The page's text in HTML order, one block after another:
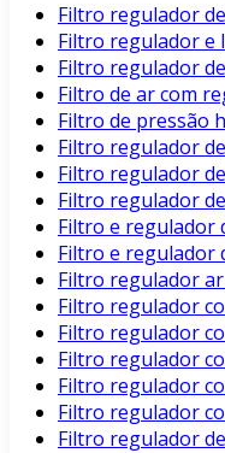
Filtro regulador
Filtro regulador e
Filtro regulador
Filtro de ar com
Filtro de pressão
Filtro regulador
Filtro regulador
Filtro regulador
Filtro e regulador
Filtro e regulador
Filtro regulador
Filtro regulador
Filtro regulador
Filtro regulador
Filtro regulador
Filtro regulador
Filtro regulador